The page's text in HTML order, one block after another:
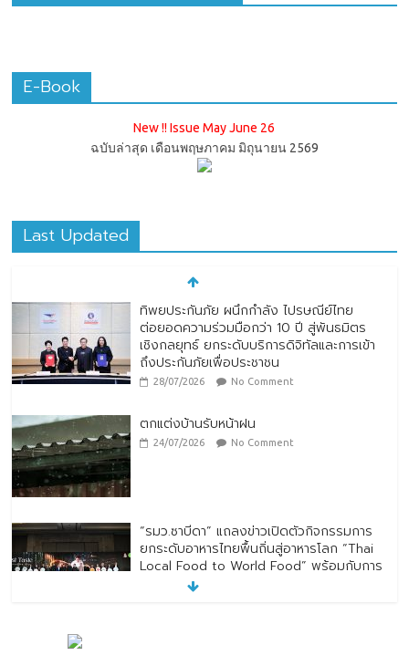
E-Book
New !! Issue May June 26
ฉบับล่าสุด เดือนพฤษภาคม มิถุนายน 2569
Last Updated
ทิพยประกันภัย ผนึกกำลัง ไปรษณีย์ไทย
ต่อยอดความร่วมมือกว่า 10 ปี สู่พันธมิตร
เชิงกลยุทธ์ ยกระดับบริการดิจิทัลและการเข้า
ถึงประกันภัยเพื่อประชาชน
28/07/2026 No Comment
ตกแต่งบ้านรับหน้าฝน
24/07/2026 No Comment
“รมว.ซาบีดา” แถลงข่าวเปิดตัวกิจกรรมการ
ยกระดับอาหารไทยพื้นถิ่นสู่อาหารโลก “Thai
Local Food to World Food” พร้อมกับการ
เปิดตัวตราสัญลักษณ์ “Thailand Best